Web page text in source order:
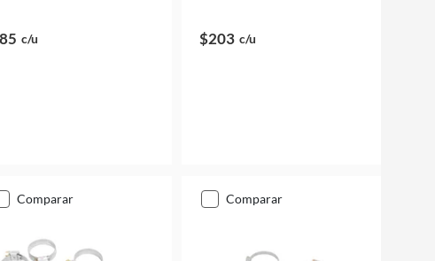
c/u $203 c/u
comparar comparar